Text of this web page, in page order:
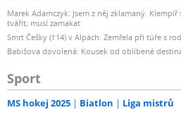
Marek Adamczyk: Jsem z něj zklamaný.
tvářit, musí zamakat
Smrt Češky (†14) v Alpách: Zemřela při túře s
Babišova dovolená: Kousek od oblíbené
Sport
MS hokej 2025 Biatlon Liga mistrů